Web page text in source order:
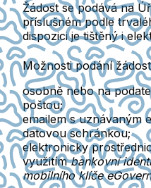
Žádost se podává na
příslušném podle
dispozici je tištěný i
Možnosti podání
osobněnebo na
poštou;
emailem s uznávaným
datovou schránkou;
elektronicky
využitímbankovní
mobilního klíče